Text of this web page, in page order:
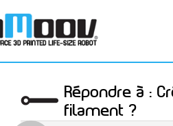
Répondre à :
filament ?